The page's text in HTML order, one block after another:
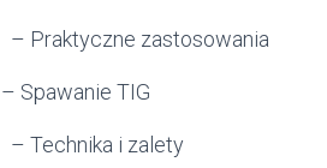
– Praktyczne zastosowania
– Spawanie TIG
– Technika i zalety